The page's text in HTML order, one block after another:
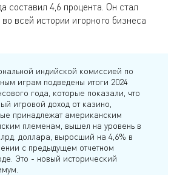
составил 4,6 процента. Он стал
всей истории игорного бизнеса
индийской комиссией по
играм подведены итоги 2024
года, которые показали, что
игровой доход от казино,
принадлежат американским
племенам, вышел на уровень в
доллара, выросший на 4,6% в
с предыдущем отчетном
Это - новый исторический